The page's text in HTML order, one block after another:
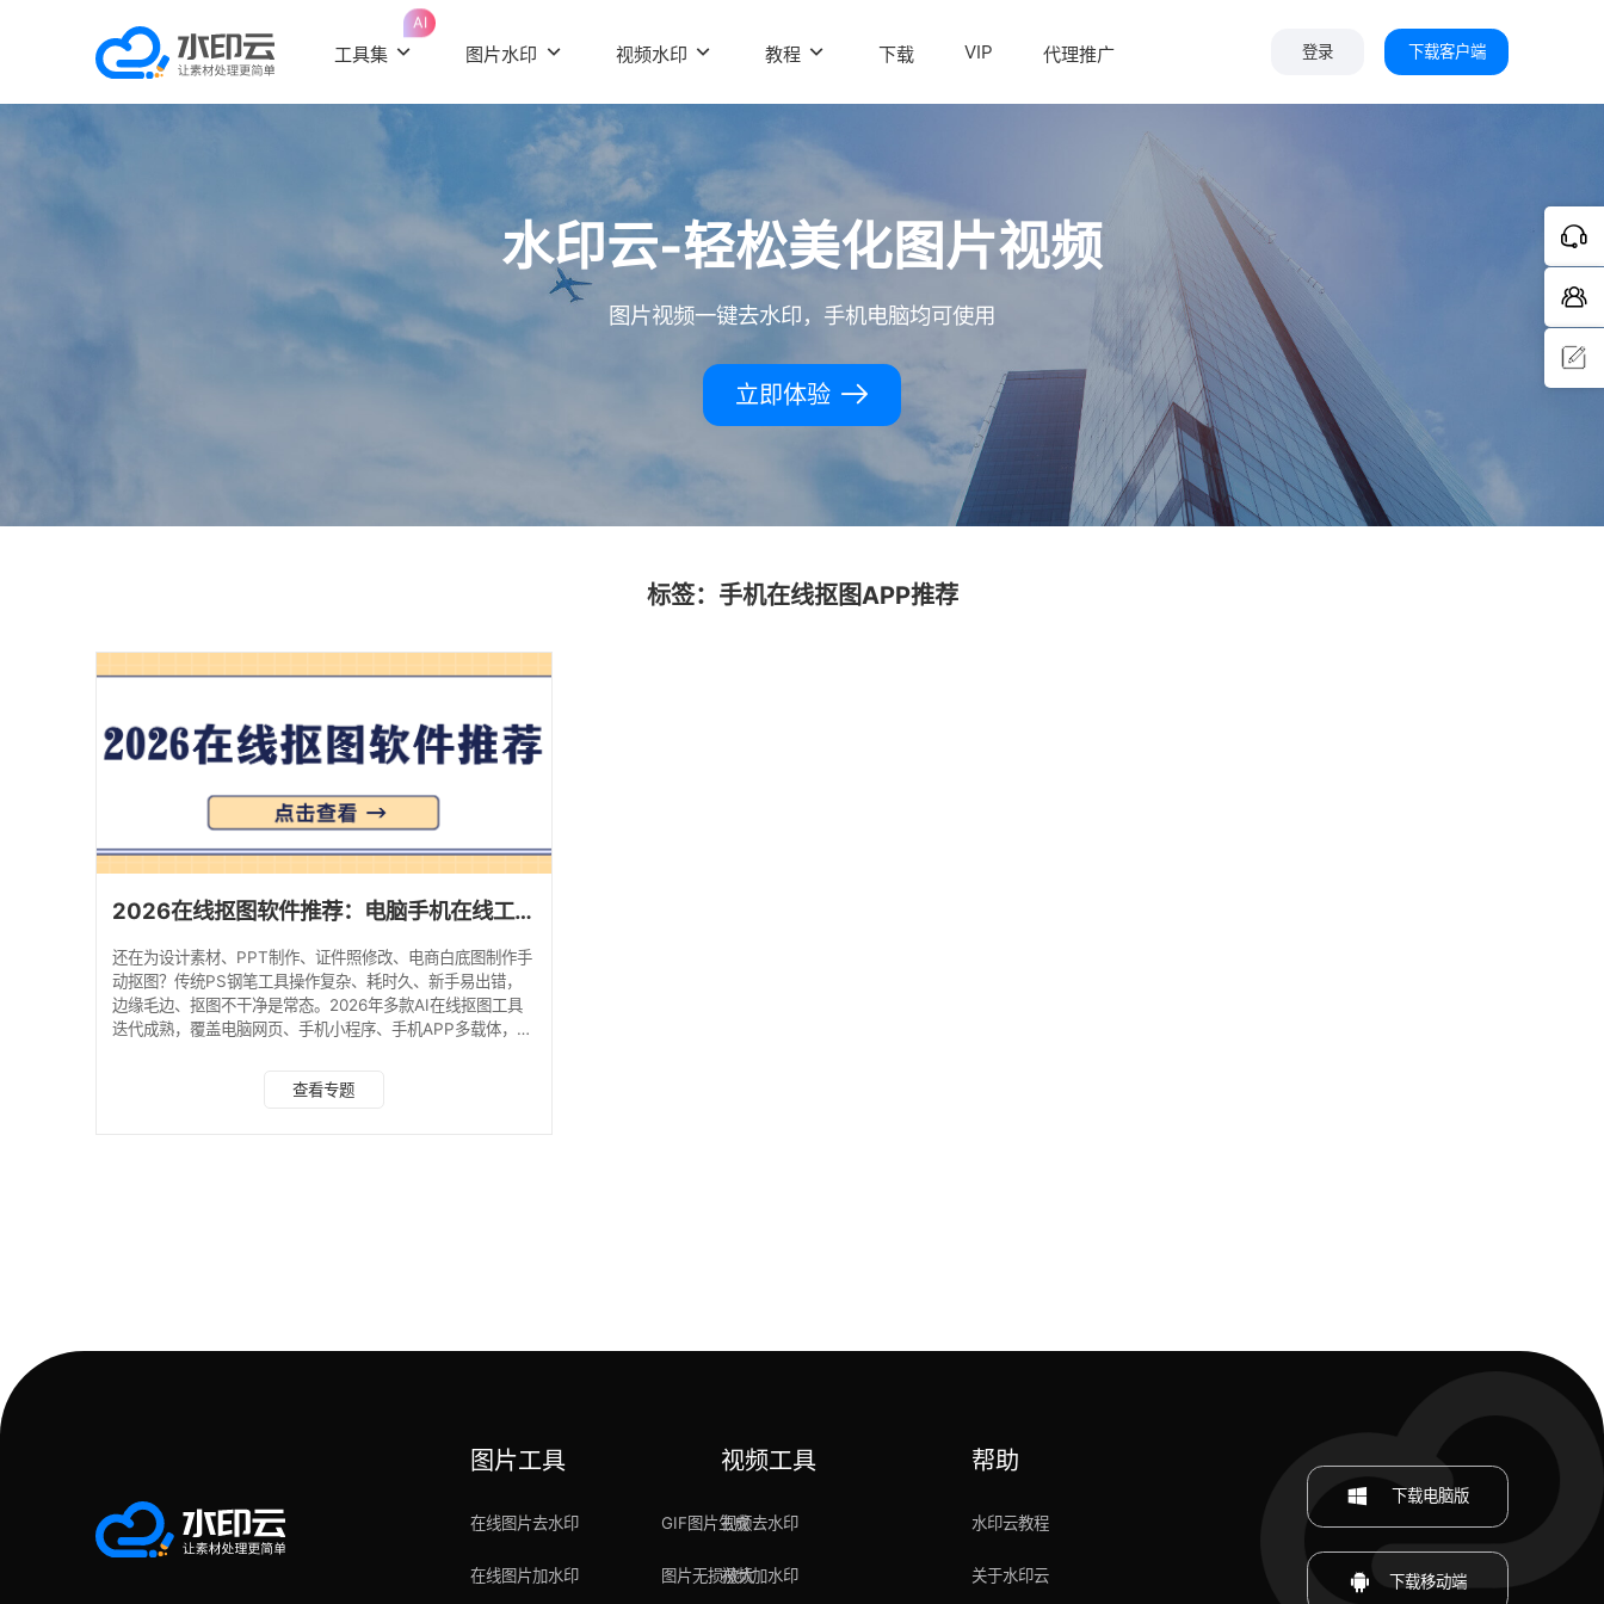
工具集
AI
图片水印 视频水印 教程 下载 VIP 代理推广 登录 下载客户端
水印云-轻松美化图片视频
图片视频一键去水印，手机电脑均可使用
立即体验
标签：手机在线抠图APP推荐
2026在线抠图软件推荐：电脑手机在线工具实测对比，告别手动抠图！
还在为设计素材、PPT制作、证件照修改、电商白底图制作手
动抠图？传统PS钢笔工具操作复杂、耗时久、新手易出错，
边缘毛边、抠图不干净是常态。2026年多款AI在线抠图工具
迭代成熟，覆盖电脑网页、手机小程序、手机APP多载体，无
台、操作步骤、优缺点、适用场景全方位拆解。同时整理专属
查看专题
图片工具
在线图片去水印
在线图片加水印
GIF图片生成
图片无损放大
视频工具
视频去水印
视频加水印
帮助
水印云教程
关于水印云
下载电脑版
下载移动端